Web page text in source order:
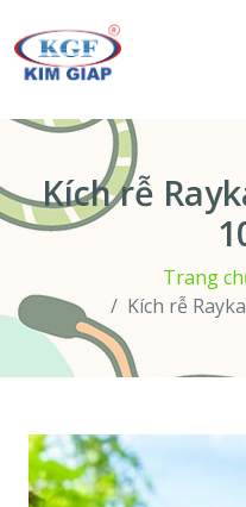
Kích rễ
Trang
Kích rễ